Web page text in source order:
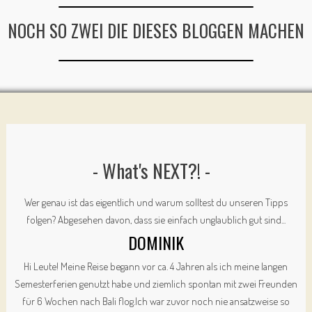
NOCH SO ZWEI DIE DIESES BLOGGEN MACHEN
- What's NEXT?! -
Wer genau ist das eigentlich und warum solltest du unseren Tipps
folgen? Abgesehen davon, dass sie einfach unglaublich gut sind...
DOMINIK
Hi Leute! Meine Reise begann vor ca. 4 Jahren als ich meine langen
Semesterferien genutzt habe und ziemlich spontan mit zwei Freunden
für 6 Wochen nach Bali flog.Ich war zuvor noch nie ansatzweise so